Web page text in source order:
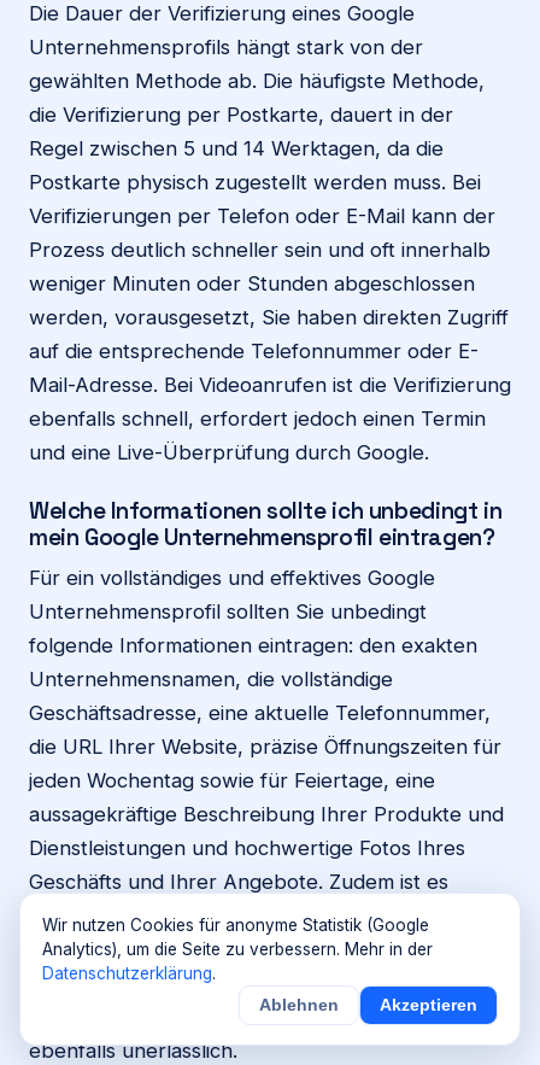
Die Dauer der Verifizierung eines Google
Unternehmensprofils hängt stark von der
gewählten Methode ab. Die häufigste Methode,
die Verifizierung per Postkarte, dauert in der
Regel zwischen 5 und 14 Werktagen, da die
Postkarte physisch zugestellt werden muss. Bei
Verifizierungen per Telefon oder E-Mail kann der
Prozess deutlich schneller sein und oft innerhalb
weniger Minuten oder Stunden abgeschlossen
werden, vorausgesetzt, Sie haben direkten Zugriff
auf die entsprechende Telefonnummer oder E-
Mail-Adresse. Bei Videoanrufen ist die Verifizierung
ebenfalls schnell, erfordert jedoch einen Termin
und eine Live-Überprüfung durch Google.
Welche Informationen sollte ich unbedingt in
mein Google Unternehmensprofil eintragen?
Für ein vollständiges und effektives Google
Unternehmensprofil sollten Sie unbedingt
folgende Informationen eintragen: den exakten
Unternehmensnamen, die vollständige
Geschäftsadresse, eine aktuelle Telefonnummer,
die URL Ihrer Website, präzise Öffnungszeiten für
jeden Wochentag sowie für Feiertage, eine
aussagekräftige Beschreibung Ihrer Produkte und
Dienstleistungen und hochwertige Fotos Ihres
Geschäfts und Ihrer Angebote. Zudem ist es
wichtig, die richtige Haupt- und gegebenenfalls
Sekundärkategorie(n) auszuwählen und
regelmäßig aktuelle Beiträge zu veröffentlichen.
Das Beantworten von Kundenrezensionen ist
ebenfalls unerlässlich.
Wir nutzen Cookies für anonyme Statistik (Google
Analytics), um die Seite zu verbessern. Mehr in der
Datenschutzerklärung.
Ablehnen Akzeptieren